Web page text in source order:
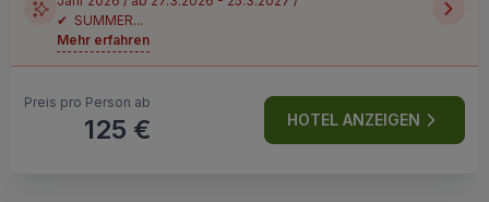
✔ SUMMER...
Mehr erfahren
Preis pro Person ab
125 € HOTEL ANZEIGEN